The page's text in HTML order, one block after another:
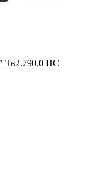
Тв2.790.0 ПС